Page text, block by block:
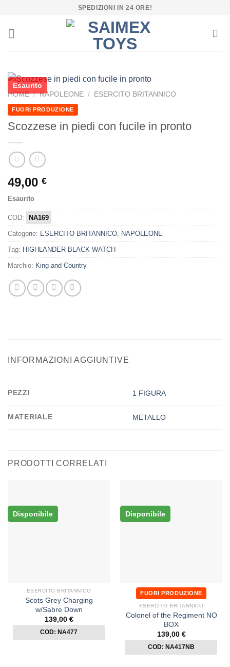
contenuti
SPEDIZIONI IN 24 ORE!
Esaurito
HOME / NAPOLEONE / ESERCITO BRITANNICO
FUORI PRODUZIONE
Scozzese in piedi con fucile in pronto
49,00 €
Esaurito
COD: NA169
Categorie: ESERCITO BRITANNICO NAPOLEONE
Tag: HIGHLANDER BLACK WATCH
Marchio: King and Country
INFORMAZIONI AGGIUNTIVE
PEZZI 1 FIGURA
MATERIALE METALLO
PRODOTTI CORRELATI
Disponibile
ESERCITO BRITANNICO
Scots Grey Charging
w/Sabre Down
139,00 €
COD: NA477
Disponibile
FUORI PRODUZIONE
ESERCITO BRITANNICO
Colonel of the Regiment NO
BOX
139,00 €
COD: NA417NB